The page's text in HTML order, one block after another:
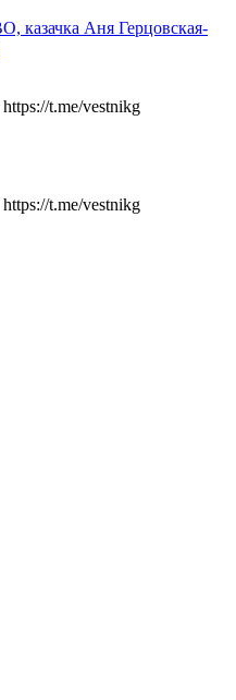
казачка Аня Герцовская-
t.me/vestnikg
t.me/vestnikg